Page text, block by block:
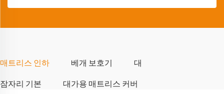
매트리스 인하 베개 보호기 대
잠자리 기본 대가용 매트리스 커버